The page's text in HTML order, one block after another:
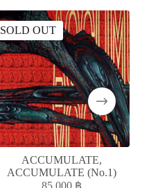
SOLD OUT
ACCUMULATE,
ACCUMULATE (No.1)
85,000 ฿